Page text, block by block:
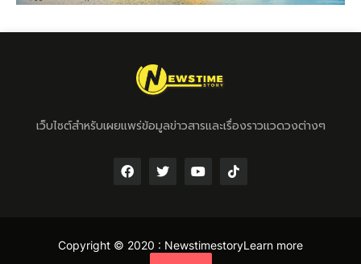
เว็บไซต์สำหรับเผยแพร่ข้อมูลข่าวสารและเรื่องราวแวดวงต่างๆ
Copyright © 2020 : NewstimestoryLearn more